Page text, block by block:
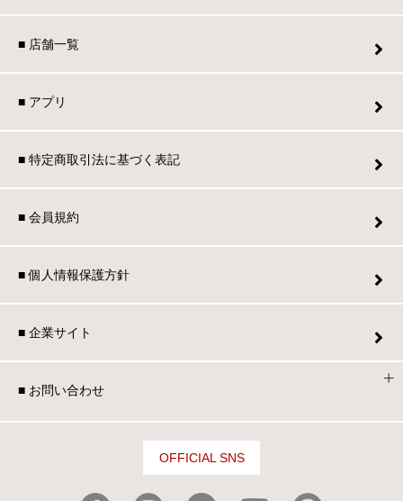
■ 店舗一覧
■ アプリ
■ 特定商取引法に基づく表記
■ 会員規約
■ 個人情報保護方針
■ 企業サイト
■ お問い合わせ
OFFICIAL SNS